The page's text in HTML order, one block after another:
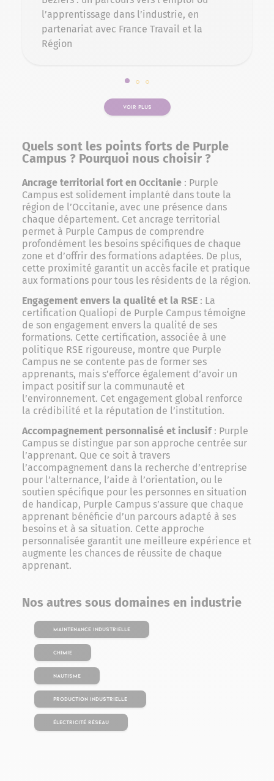
l’apprentissage dans l’industrie, en
partenariat avec France Travail et la
Région
Slide 1 sur 3
Slide 2 sur 3
Slide 3 sur 3
VOIR PLUS
Quels sont les points forts de Purple
Campus ? Pourquoi nous choisir ?
Ancrage territorial fort en Occitanie : Purple
Campus est solidement implanté dans toute la
région de l’Occitanie, avec une présence dans
chaque département. Cet ancrage territorial
permet à Purple Campus de comprendre
profondément les besoins spécifiques de chaque
zone et d’offrir des formations adaptées. De plus,
cette proximité garantit un accès facile et pratique
aux formations pour tous les résidents de la région.
Engagement envers la qualité et la RSE : La
certification Qualiopi de Purple Campus témoigne
de son engagement envers la qualité de ses
formations. Cette certification, associée à une
politique RSE rigoureuse, montre que Purple
Campus ne se contente pas de former ses
apprenants, mais s’efforce également d’avoir un
impact positif sur la communauté et
l’environnement. Cet engagement global renforce
la crédibilité et la réputation de l’institution.
Accompagnement personnalisé et inclusif: Purple
Campus se distingue par son approche centrée sur
l’apprenant. Que ce soit à travers
l’accompagnement dans la recherche d’entreprise
pour l’alternance, l’aide à l’orientation, ou le
soutien spécifique pour les personnes en situation
de handicap, Purple Campus s’assure que chaque
apprenant bénéficie d’un parcours adapté à ses
besoins et à sa situation. Cette approche
personnalisée garantit une meilleure expérience et
augmente les chances de réussite de chaque
apprenant.
Nos autres sous domaines en industrie
Maintenance industrielle
Chimie
Nautisme
Production industrielle
Électricité Réseau